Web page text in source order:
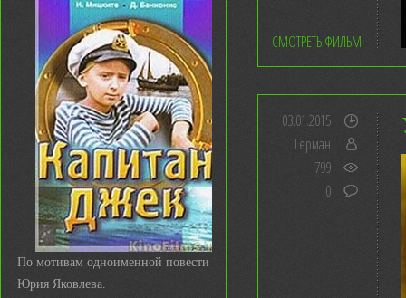
По мотивам одноименной повести
Юрия Яковлева.
СМОТРЕТЬ ФИЛЬМ
03.01.2015
Герман
799
0